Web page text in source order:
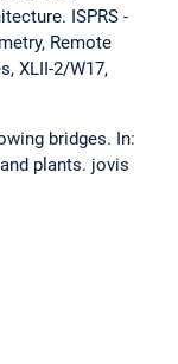
ISPRS -
Remote
XLII-2/W17,
bridges. In:
plants. jovis